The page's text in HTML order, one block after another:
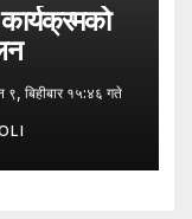
बिहीबार १५:४६ गते